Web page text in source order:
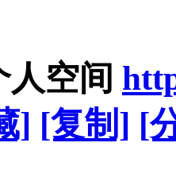
空间
] [复制] [